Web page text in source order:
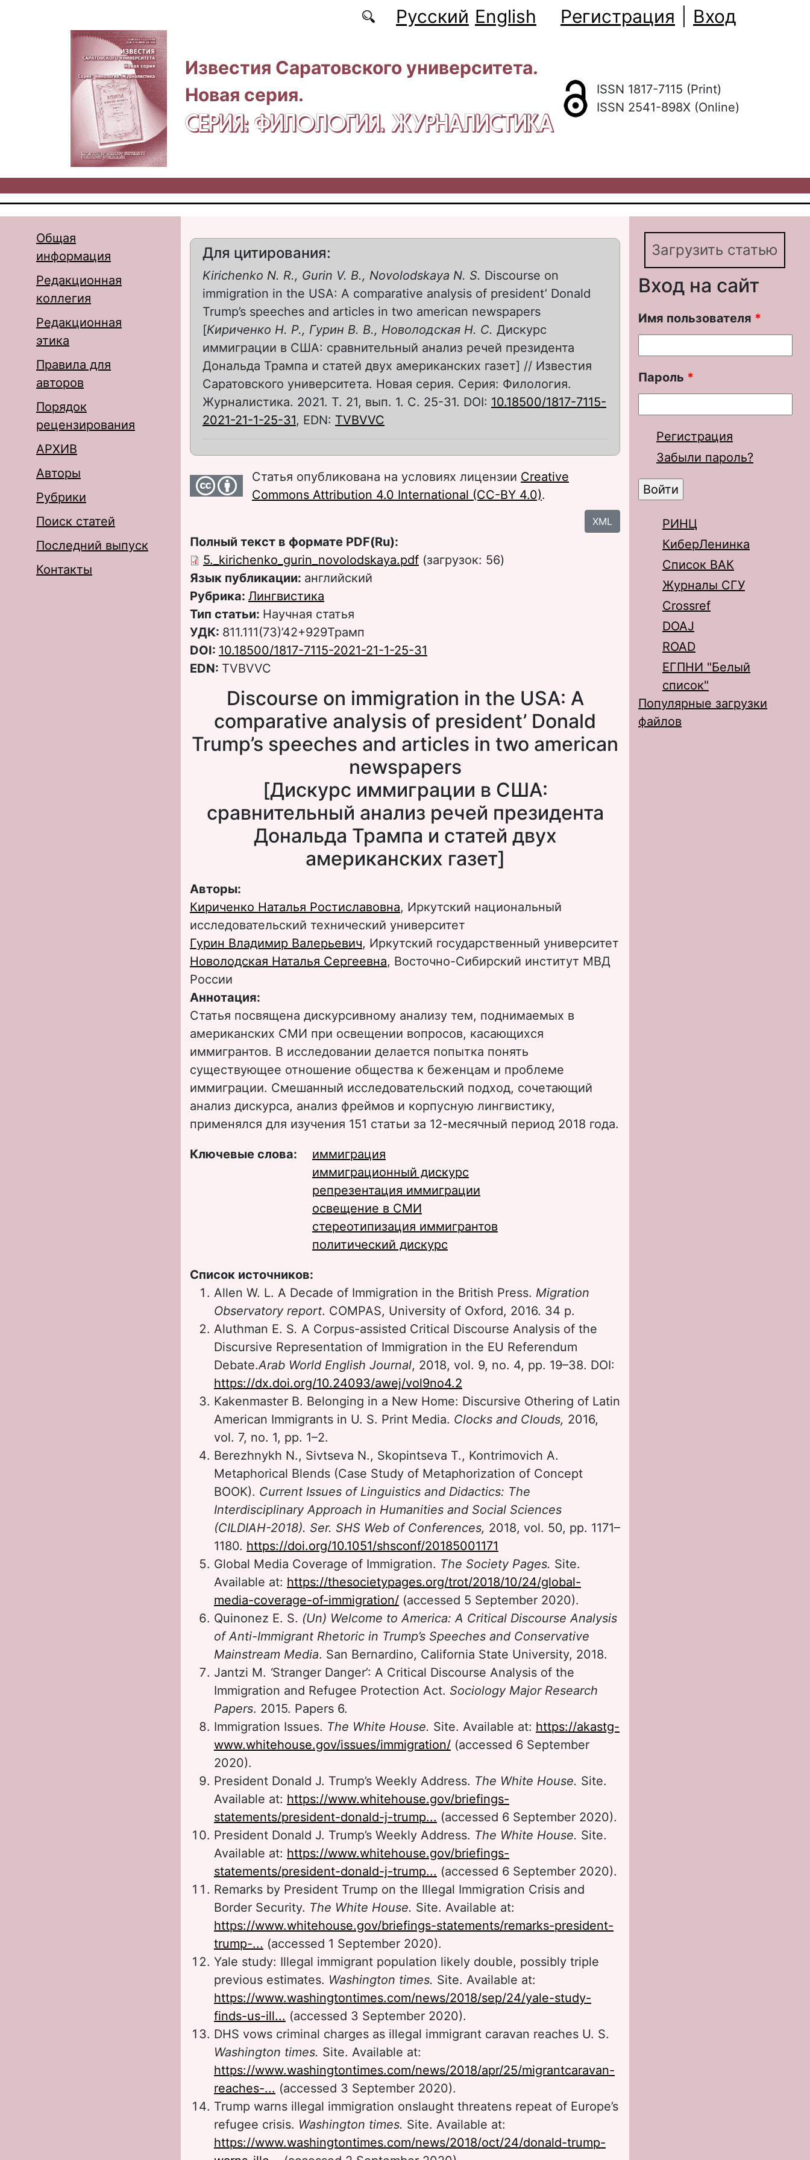
Русский English Регистрация Вход
Известия Саратовского университета.
Новая серия.
СЕРИЯ: ФИЛОЛОГИЯ. ЖУРНАЛИСТИКА
ISSN 1817-7115 (Print)
ISSN 2541-898X (Online)
Общая
информация
Редакционная
коллегия
Редакционная
этика
Правила для
авторов
Порядок
рецензирования
АРХИВ
Авторы
Рубрики
Поиск статей
Последний выпуск
Контакты
Для цитирования:
Kirichenko N. R., Gurin V. B., Novolodskaya N. S. Discourse on
immigration in the USA: A comparative analysis of president’ Donald
Trump’s speeches and articles in two american newspapers
[Кириченко Н. Р., Гурин В. В., Новолодская Н. С. Дискурс
иммиграции в США: сравнительный анализ речей президента
Дональда Трампа и статей двух американских газет] // Известия
Саратовского университета. Новая серия. Серия: Филология.
Журналистика. 2021. Т. 21, вып. 1. С. 25-31. DOI: 10.18500/1817-7115-
2021-21-1-25-31, EDN: TVBVVC
Статья опубликована на условиях лицензии Creative
Commons Attribution 4.0 International (CC-BY 4.0).
XML
Полный текст в формате PDF(Ru):
5._kirichenko_gurin_novolodskaya.pdf (загрузок: 56)
Язык публикации: английский
Рубрика: Лингвистика
Тип статьи: Научная статья
УДК: 811.111(73)’42+929Трамп
DOI: 10.18500/1817-7115-2021-21-1-25-31
EDN: TVBVVC
Discourse on immigration in the USA: A
comparative analysis of president’ Donald
Trump’s speeches and articles in two american
newspapers
[Дискурс иммиграции в США:
сравнительный анализ речей президента
Дональда Трампа и статей двух
американских газет]
Авторы:
Кириченко Наталья Ростиславовна, Иркутский национальный
исследовательский технический университет
Гурин Владимир Валерьевич, Иркутский государственный университет
Новолодская Наталья Сергеевна, Восточно-Сибирский институт МВД
России
Аннотация:
Статья посвящена дискурсивному анализу тем, поднимаемых в
американских СМИ при освещении вопросов, касающихся
иммигрантов. В исследовании делается попытка понять
существующее отношение общества к беженцам и проблеме
иммиграции. Cмешанный исследовательский подход, сочетающий
анализ дискурса, анализ фреймов и корпусную лингвистику,
применялся для изучения 151 статьи за 12-месячный период 2018 года.
Ключевые слова:
иммиграция
иммиграционный дискурс
репрезентация иммиграции
освещение в СМИ
стереотипизация иммигрантов
политический дискурс
Список источников:
Allen W. L. A Decade of Immigration in the British Press. Migration
Observatory report. COMPAS, University of Oxford, 2016. 34 p.
Aluthman E. S. A Corpus-assisted Critical Discourse Analysis of the
Discursive Representation of Immigration in the EU Referendum
Debate.Arab World English Journal, 2018, vol. 9, no. 4, pp. 19–38. DOI:
https://dx.doi.org/10.24093/awej/vol9no4.2
Kakenmaster B. Belonging in a New Home: Discursive Othering of Latin
American Immigrants in U. S. Print Media. Clocks and Clouds, 2016,
vol. 7, no. 1, pр. 1–2.
Berezhnykh N., Sivtseva N., Skopintseva T., Kontrimovich A.
Metaphorical Blends (Case Study of Metaphorization of Concept
BOOK). Current Issues of Linguistics and Didactics: The
Interdisciplinary Approach in Humanities and Social Sciences
(CILDIAH-2018). Ser. SHS Web of Conferences, 2018, vol. 50, pp. 1171–
1180. https://doi.org/10.1051/shsconf/20185001171
Global Media Coverage of Immigration. The Society Pages. Site.
Available at: https://thesocietypages.org/trot/2018/10/24/global-
media-coverage-of-immigration/ (accessed 5 September 2020).
Quinonez E. S. (Un) Welcome to America: A Critical Discourse Analysis
of Anti-Immigrant Rhetoric in Trump’s Speeches and Conservative
Mainstream Media. San Bernardino, California State University, 2018.
Jantzi M. ‘Stranger Danger’: A Critical Discourse Analysis of the
Immigration and Refugee Protection Act. Sociology Major Research
Papers. 2015. Papers 6.
Immigration Issues. The White House. Site. Available at: https://akastg-
www.whitehouse.gov/issues/immigration/ (accessed 6 September
2020).
President Donald J. Trump’s Weekly Address. The White House. Site.
Available at: https://www.whitehouse.gov/briefings-
statements/president-donald-j-trump... (accessed 6 September 2020).
President Donald J. Trump’s Weekly Address. The White House. Site.
Available at: https://www.whitehouse.gov/briefings-
statements/president-donald-j-trump... (accessed 6 September 2020).
Remarks by President Trump on the Illegal Immigration Crisis and
Border Security. The White House. Site. Available at:
https://www.whitehouse.gov/briefings-statements/remarks-president-
trump-... (accessed 1 September 2020).
Yale study: Illegal immigrant population likely double, possibly triple
previous estimates. Washington times. Site. Available at:
https://www.washingtontimes.com/news/2018/sep/24/yale-study-
finds-us-ill... (accessed 3 September 2020).
DHS vows criminal charges as illegal immigrant caravan reaches U. S.
Washington times. Site. Available at:
https://www.washingtontimes.com/news/2018/apr/25/migrantcaravan-
reaches-... (accessed 3 September 2020).
Trump warns illegal immigration onslaught threatens repeat of Europe’s
refugee crisis. Washington times. Site. Available at:
https://www.washingtontimes.com/news/2018/oct/24/donald-trump-
Загрузить статью
Вход на сайт
Имя пользователя *
Пароль *
Регистрация
Забыли пароль?
РИНЦ
КиберЛенинка
Список ВАК
Журналы СГУ
Crossref
DOAJ
ROAD
ЕГПНИ "Белый
список"
Популярные загрузки
файлов